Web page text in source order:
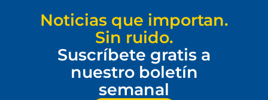
Noticias que importan.
Sin ruido.
Suscríbete gratis a
nuestro boletín
semanal